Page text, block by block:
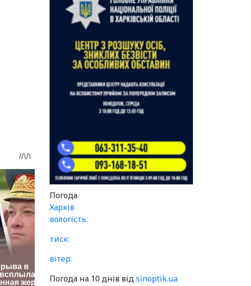
Погода
Харків
вологість:
тиск:
вітер:
Погода на 10 днів відsinoptik.ua